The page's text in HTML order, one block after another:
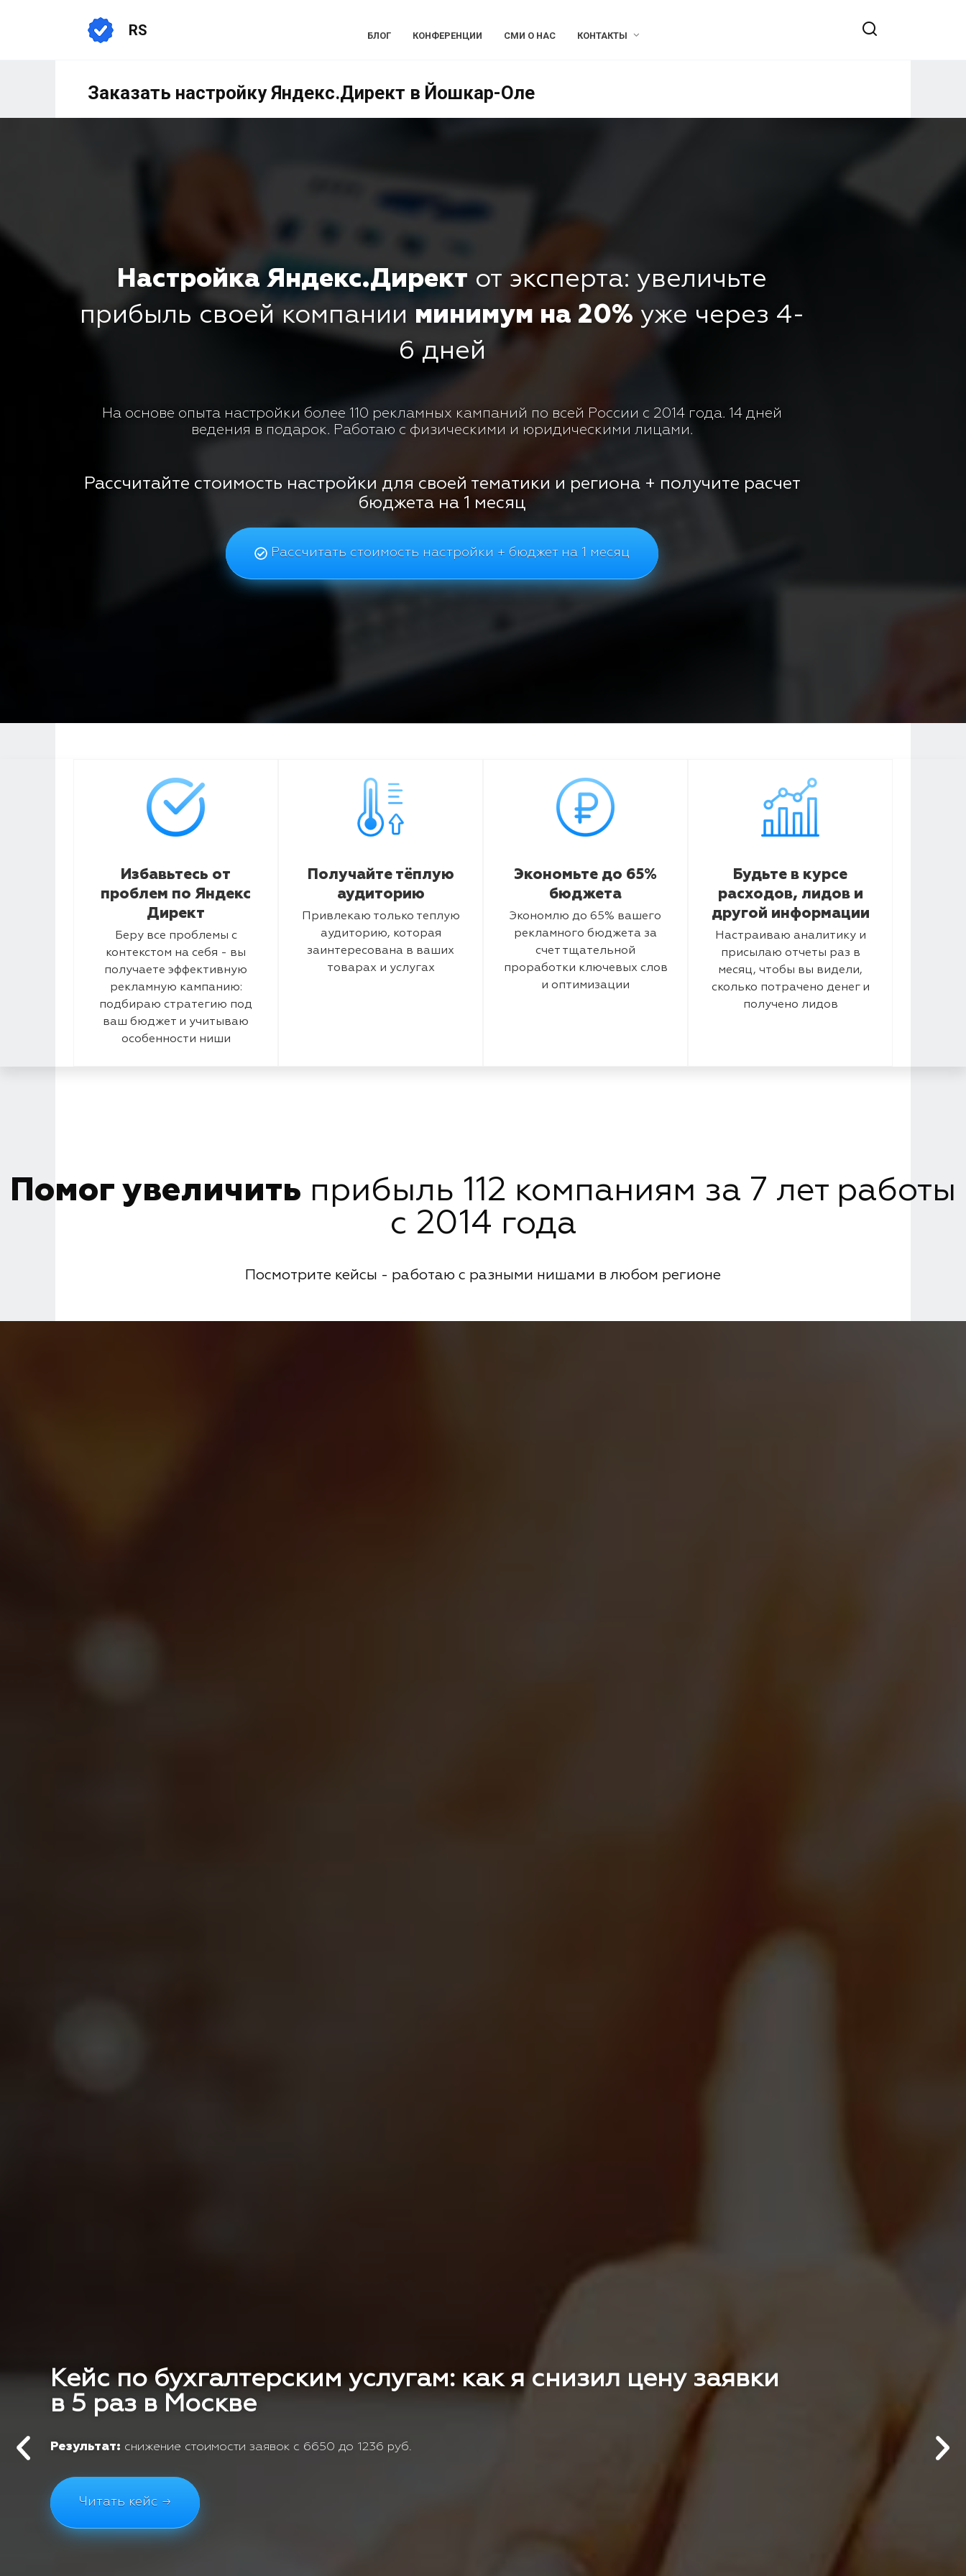
RS БЛОГ КОНФЕРЕНЦИИ СМИ О НАС КОНТАКТЫ
Заказать настройку Яндекс.Директ в Йошкар-Оле
Настройка Яндекс.Директ от эксперта: увеличьте
прибыль своей компании минимум на 20% уже через 4-
6 дней
На основе опыта настройки более 110 рекламных кампаний по всей России с 2014 года. 14 дней
ведения в подарок. Работаю с физическими и юридическими лицами.
Рассчитайте стоимость настройки для своей тематики и региона + получите расчет
бюджета на 1 месяц
Рассчитать стоимость настройки + бюджет на 1 месяц
Избавьтесь от
проблем по Яндекс
Директ
Беру все проблемы с
контекстом на себя - вы
получаете эффективную
рекламную кампанию:
подбираю стратегию под
ваш бюджет и учитываю
особенности ниши
Получайте тёплую
аудиторию
Привлекаю только теплую
аудиторию, которая
заинтересована в ваших
товарах и услугах
Экономьте до 65%
бюджета
Экономлю до 65% вашего
рекламного бюджета за
счет тщательной
проработки ключевых слов
и оптимизации
Будьте в курсе
расходов, лидов и
другой информации
Настраиваю аналитику и
присылаю отчеты раз в
месяц, чтобы вы видели,
сколько потрачено денег и
получено лидов
Помог увеличить прибыль 112 компаниям за 7 лет работы
с 2014 года
Посмотрите кейсы - работаю с разными нишами в любом регионе
Кейс по бухгалтерским услугам: как я снизил цену заявки
в 5 раз в Москве
Результат: снижение стоимости заявок с 6650 до 1236 руб.
Читать кейс →